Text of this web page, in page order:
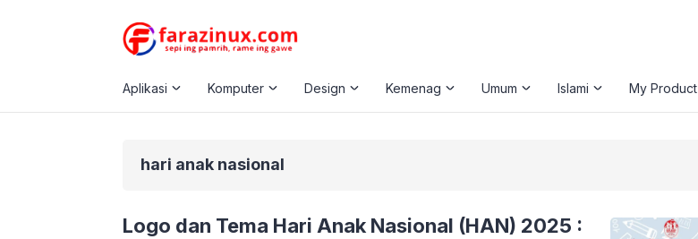
Aplikasi Komputer Design Kemenag Umum Islami My Product
hari anak nasional
Logo dan Tema Hari Anak Nasional (HAN) 2025 :